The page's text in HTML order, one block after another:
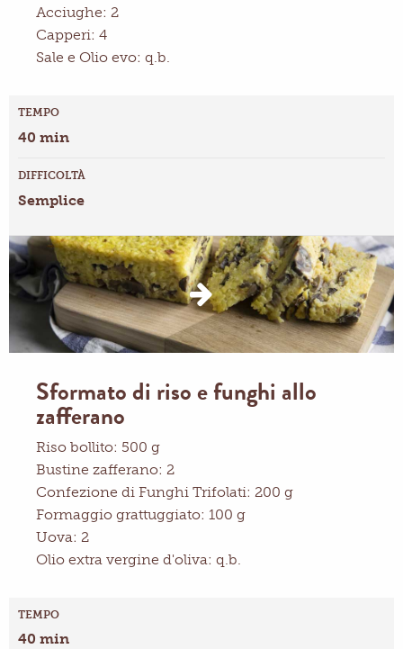
Acciughe: 2
Capperi: 4
Sale e Olio evo: q.b.
TEMPO
40 min
DIFFICOLTÀ
Semplice
Sformato di riso e funghi allo
zafferano
Riso bollito: 500 g
Bustine zafferano: 2
Confezione di Funghi Trifolati: 200 g
Formaggio grattuggiato: 100 g
Uova: 2
Olio extra vergine d'oliva: q.b.
TEMPO
40 min